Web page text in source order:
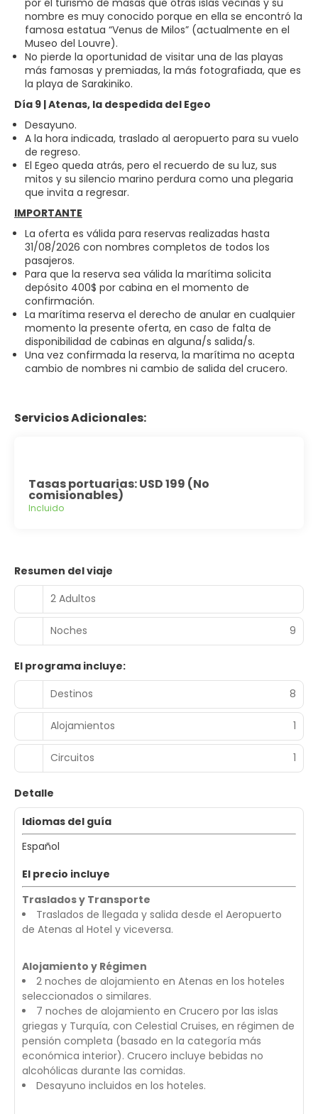
nombre es muy conocido porque en ella se encontró la
famosa estatua “Venus de Milos” (actualmente en el
Museo del Louvre).
No pierde la oportunidad de visitar una de las playas
más famosas y premiadas, la más fotografiada, que es
la playa de Sarakiniko.
Día 9 | Atenas, la despedida del Egeo
Desayuno.
A la hora indicada, traslado al aeropuerto para su vuelo
de regreso.
El Egeo queda atrás, pero el recuerdo de su luz, sus
mitos y su silencio marino perdura como una plegaria
que invita a regresar.
IMPORTANTE
La oferta es válida para reservas realizadas hasta
31/08/2026 con nombres completos de todos los
pasajeros.
Para que la reserva sea válida la marítima solicita
depósito 400$ por cabina en el momento de
confirmación.
La marítima reserva el derecho de anular en cualquier
momento la presente oferta, en caso de falta de
disponibilidad de cabinas en alguna/s salida/s.
Una vez confirmada la reserva, la marítima no acepta
cambio de nombres ni cambio de salida del crucero.
Servicios Adicionales:
Tasas portuarias: USD 199 (No
comisionables)
Incluido
Resumen del viaje
2 Adultos
Noches 9
El programa incluye:
Destinos
8
Alojamientos 1
Circuitos 1
Detalle
Idiomas del guía
Español
El precio incluye
Traslados y Transporte
Traslados de llegada y salida desde el Aeropuerto
de Atenas al Hotel y viceversa.
Alojamiento y Régimen
2 noches de alojamiento en Atenas en los hoteles
seleccionados o similares.
7 noches de alojamiento en Crucero por las islas
griegas y Turquía, con Celestial Cruises, en régimen de
pensión completa (basado en la categoría más
económica interior). Crucero incluye bebidas no
alcohólicas durante las comidas.
Desayuno incluidos en los hoteles.